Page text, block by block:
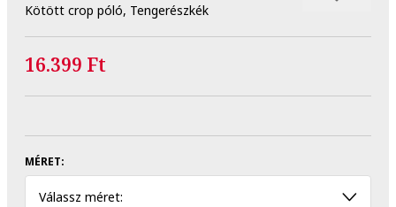
Kötött crop póló, Tengerészkék
16.399 Ft
MÉRET:
Válassz méret: